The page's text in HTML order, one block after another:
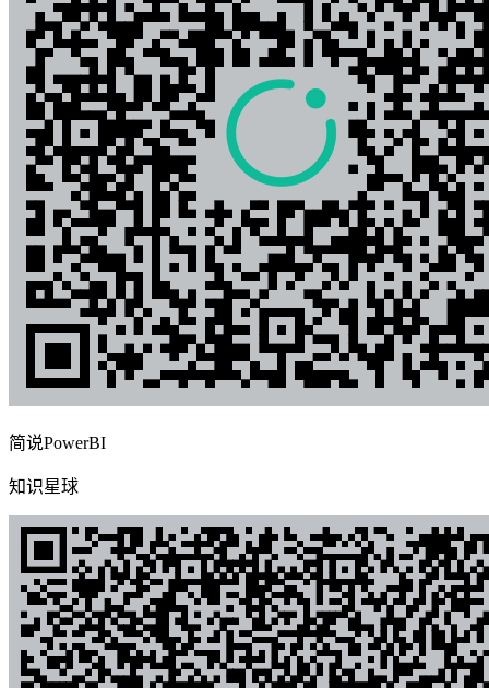
简说PowerBI
知识星球